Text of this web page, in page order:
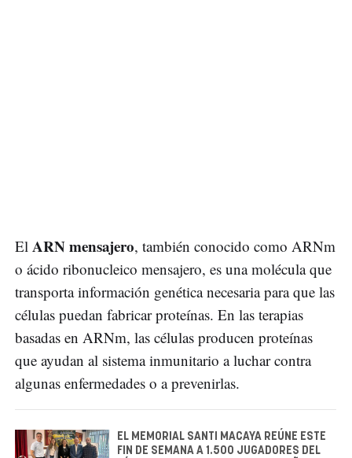
El ARN mensajero, también conocido como ARNm
o ácido ribonucleico mensajero, es una molécula que
transporta información genética necesaria para que las
células puedan fabricar proteínas. En las terapias
basadas en ARNm, las células producen proteínas
que ayudan al sistema inmunitario a luchar contra
algunas enfermedades o a prevenirlas.
EL MEMORIAL SANTI MACAYA REÚNE ESTE
FIN DE SEMANA A 1.500 JUGADORES DEL